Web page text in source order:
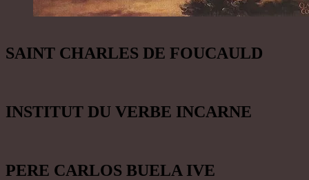
SAINT CHARLES DE FOUCAULD
INSTITUT DU VERBE INCARNE
PERE CARLOS BUELA IVE